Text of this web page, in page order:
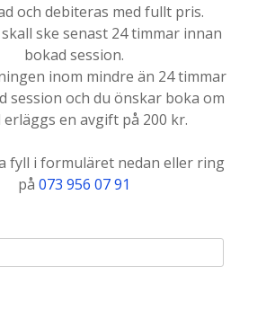
och debiteras med fullt pris.
ske senast 24 timmar innan
bokad session.
inom mindre än 24 timmar
session och du önskar boka om
erläggs en avgift på 200 kr.
fyll i formuläret nedan eller ring
på 073 956 07 91